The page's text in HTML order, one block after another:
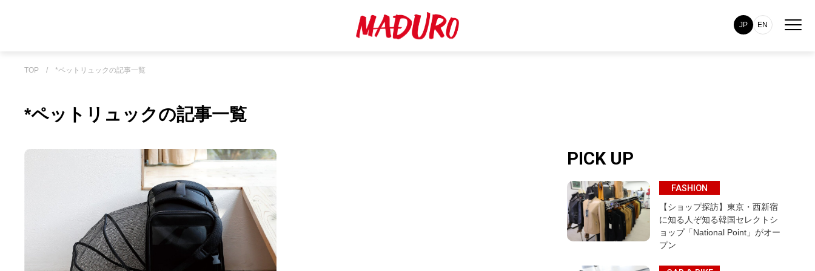
JP EN
TOP / *ペットリュックの記事一覧
*ペットリュックの記事一覧
PICK UP
FASHION
【ショップ探訪】東京・西新宿
に知る人ぞ知る韓国セレクトシ
ョップ「National Point」がオー
プン